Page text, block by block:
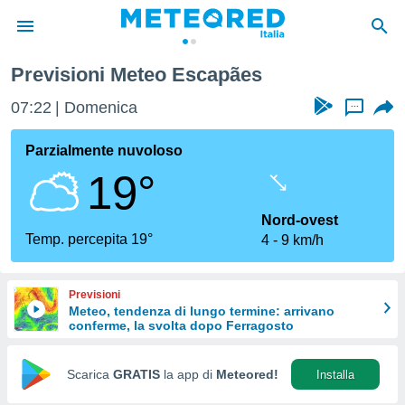
di
per
le
di
Web
Previsioni Meteo Escapães
07:22 Domenica ...
Parzialmente nuvoloso
19°
Temp. percepita 19°
Nord-ovest
4
9 km/h
Previsioni
Meteo, tendenza di lungo termine: arrivano
conferme, la svolta dopo Ferragosto
Scarica GRATIS la app di Meteored! Installa